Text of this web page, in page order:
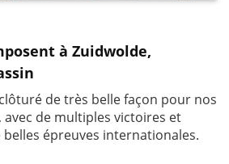
à Zuidwolde,
de très belle façon pour nos
avec de multiples victoires et
épreuves internationales.